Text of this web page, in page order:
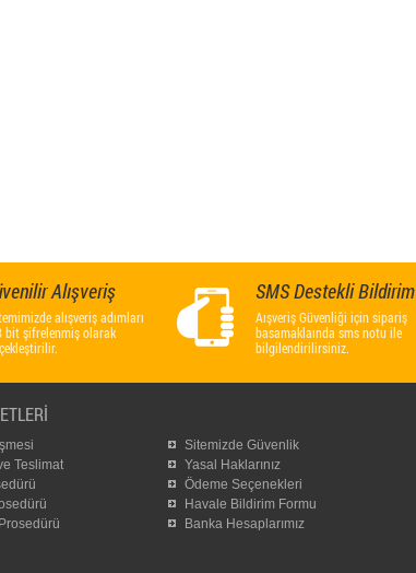
Alışveriş
alışveriş adımları
bit şifrelenmiş olarak
SMS Destekli Bildirim
Aışveriş Güvenliği için sipariş
basamaklaında sms notu ile
bilgilendirilirsiniz.
Teslimat
Sitemizde Güvenlik
Yasal Haklarınız
Ödeme Seçenekleri
Havale Bildirim Formu
Banka Hesaplarımız